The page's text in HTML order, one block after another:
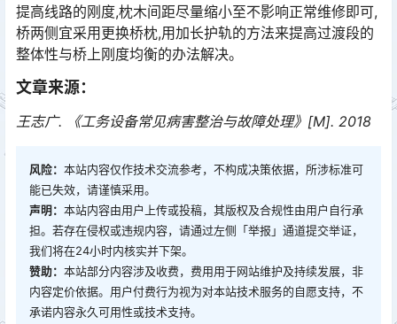
提高线路的刚度,枕木间距尽量缩小至不影响正常维修即可,
桥两侧宜采用更换桥枕,用加长护轨的方法来提高过渡段的
整体性与桥上刚度均衡的办法解决。󠅅󠅃󠄵󠅂󠄪󠇖󠆨󠆨󠇕󠆞󠆒󠅬󠇘󠆭󠆘󠇙󠆝󠅵󠇗󠆭󠆁󠄐󠇗󠅹󠅸󠇖󠆍󠅳󠇖󠅹󠅰󠇖󠆌󠅹
文章来源：
王志广. 《工务设备常见病害整治与故障处理》[M]. 2018
风险： 本站内容仅作技术交流参考，不构成决策依据，所涉标准可
能已失效，请谨慎采用。
声明： 本站内容由用户上传或投稿，其版权及合规性由用户自行承
担。若存在侵权或违规内容，请通过左侧「举报」通道提交举证，
我们将在24小时内核实并下架。
赞助： 本站部分内容涉及收费，费用用于网站维护及持续发展，非
内容定价依据。用户付费行为视为对本站技术服务的自愿支持，不
承诺内容永久可用性或技术支持。